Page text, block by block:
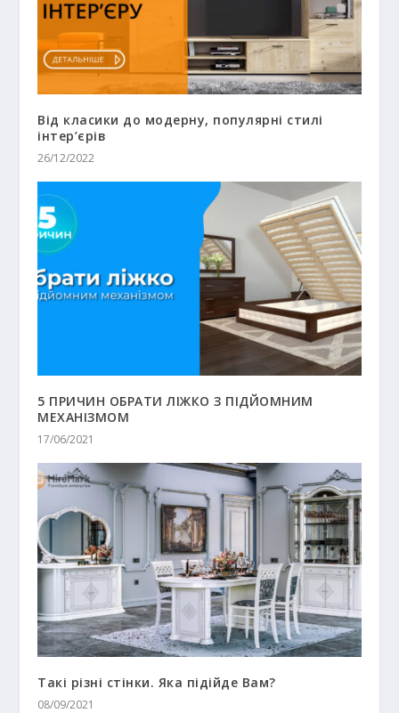
Від класики до модерну, популярні стилі
інтер’єрів
26/12/2022
5 ПРИЧИН ОБРАТИ ЛІЖКО З ПІДЙОМНИМ
МЕХАНІЗМОМ
17/06/2021
Такі різні стінки. Яка підійде Вам?
08/09/2021